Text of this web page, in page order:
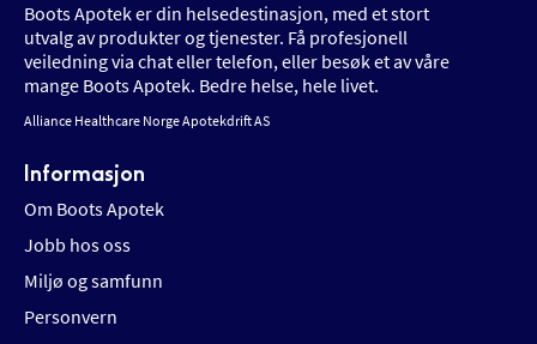
Boots Apotek er din helsedestinasjon, med et stort
utvalg av produkter og tjenester. Få profesjonell
veiledning via chat eller telefon, eller besøk et av våre
mange Boots Apotek. Bedre helse, hele livet.
Alliance Healthcare Norge Apotekdrift AS
Informasjon
Om Boots Apotek
Jobb hos oss
Miljø og samfunn
Personvern